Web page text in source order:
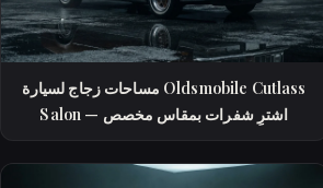
مساحات زجاج لسيارة Oldsmobile Cutlass
Salon — اشترِ شفرات بمقاس مخصص